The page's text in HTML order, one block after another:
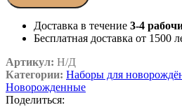
Доставка в течение 3-4
Бесплатная доставка от 1500
Артикул: Н/Д
Категории: Наборы для
Новорожденные
Поделиться: